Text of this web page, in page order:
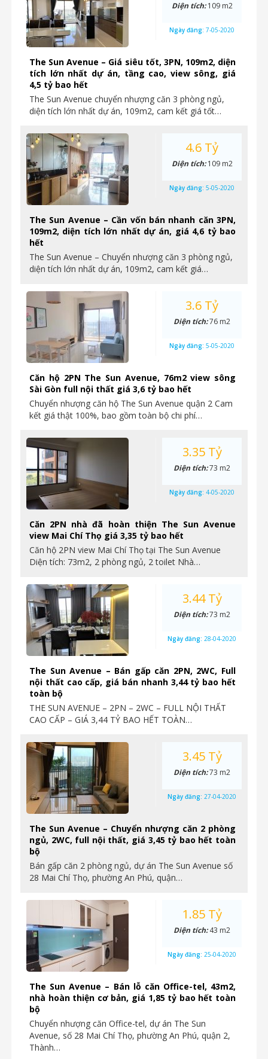
The Sun Avenue – Giá siêu tốt, 3PN, 109m2, diện
tích lớn nhất dự án, tầng cao, view sông, giá
4,5 tỷ bao hết
The Sun Avenue chuyển nhượng căn 3 phòng ngủ,
diện tích lớn nhất dự án, 109m2, cam kết giá tốt…
Diện tích:109 m2
Ngày đăng: 7-05-2020
The Sun Avenue – Cần vốn bán nhanh căn 3PN,
109m2, diện tích lớn nhất dự án, giá 4,6 tỷ bao
hết
The Sun Avenue – Chuyển nhượng căn 3 phòng ngủ,
diện tích lớn nhất dự án, 109m2, cam kết giá…
4.6 Tỷ
Diện tích:109 m2
Ngày đăng: 5-05-2020
Căn hộ 2PN The Sun Avenue, 76m2 view sông
Sài Gòn full nội thất giá 3,6 tỷ bao hết
Chuyển nhượng căn hộ The Sun Avenue quận 2 Cam
kết giá thật 100%, bao gồm toàn bộ chi phí…
3.6 Tỷ
Diện tích:76 m2
Ngày đăng: 5-05-2020
Căn 2PN nhà đã hoàn thiện The Sun Avenue
view Mai Chí Thọ giá 3,35 tỷ bao hết
Căn hộ 2PN view Mai Chí Thọ tại The Sun Avenue
Diện tích: 73m2, 2 phòng ngủ, 2 toilet Nhà…
3.35 Tỷ
Diện tích:73 m2
Ngày đăng: 4-05-2020
The Sun Avenue – Bán gấp căn 2PN, 2WC, Full
nội thất cao cấp, giá bán nhanh 3,44 tỷ bao hết
toàn bộ
THE SUN AVENUE – 2PN – 2WC – FULL NỘI THẤT
CAO CẤP – GIÁ 3,44 TỶ BAO HẾT TOÀN…
3.44 Tỷ
Diện tích:73 m2
Ngày đăng: 28-04-2020
The Sun Avenue – Chuyển nhượng căn 2 phòng
ngủ, 2WC, full nội thất, giá 3,45 tỷ bao hết toàn
bộ
Bán gấp căn 2 phòng ngủ, dự án The Sun Avenue số
28 Mai Chí Thọ, phường An Phú, quận…
3.45 Tỷ
Diện tích:73 m2
Ngày đăng: 27-04-2020
The Sun Avenue – Bán lỗ căn Office-tel, 43m2,
nhà hoàn thiện cơ bản, giá 1,85 tỷ bao hết toàn
bộ
Chuyển nhượng căn Office-tel, dự án The Sun
Avenue, số 28 Mai Chí Thọ, phường An Phú, quận 2,
Thành…
1.85 Tỷ
Diện tích:43 m2
Ngày đăng: 25-04-2020